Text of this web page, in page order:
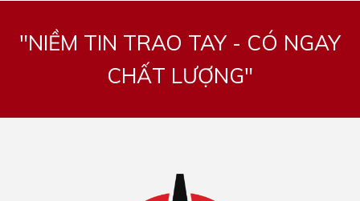
"NIỀM TIN TRAO TAY - CÓ NGAY
CHẤT LƯỢNG"